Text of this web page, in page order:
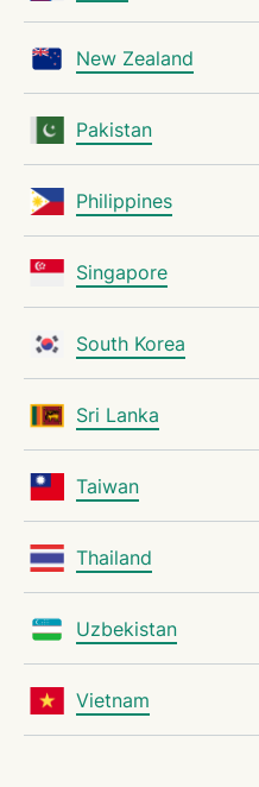
New Zealand
Pakistan
Philippines
Singapore
South Korea
Sri Lanka
Taiwan
Thailand
Uzbekistan
Vietnam